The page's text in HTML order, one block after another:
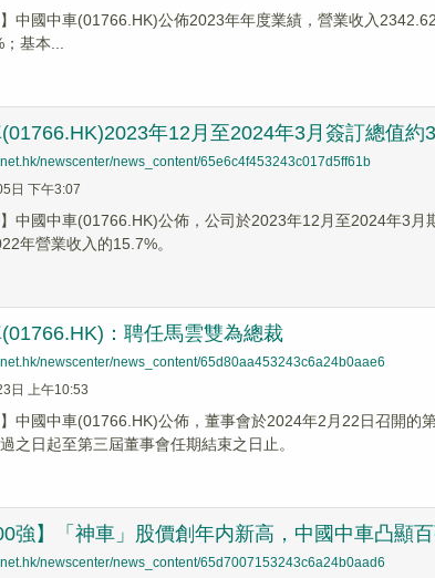
】中國中車(01766.HK)公佈2023年年度業績，營業收入
基本...
年12月至2024年3月簽訂總值約
newscenter/news_content/65e6c4f453243c017d5ff61b
日 下午3:07
】中國中車(01766.HK)公佈，公司於2023年12月至2024年3
年營業收入的15.7%。
：聘任馬雲雙為總裁
newscenter/news_content/65d80aa453243c6a24b0aae6
日 上午10:53
】中國中車(01766.HK)公佈，董事會於2024年2月22日召開
之日起至第三屆董事會任期結束之日止。
強】「神車」股價創年内新高，中國中車凸顯
newscenter/news_content/65d7007153243c6a24b0aad6